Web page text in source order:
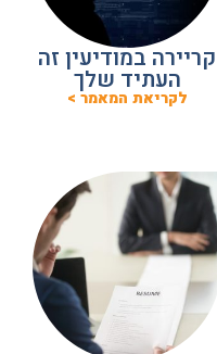
קריירה במודיעין זה
העתיד שלך
לקריאת המאמר >